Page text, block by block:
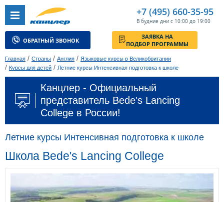
+7 (495) 660-35-95
В будние дни с 10:00 до 19:00
ОБРАТНЫЙ ЗВОНОК
ЗАЯВКА НА
ПОДБОР ПРОГРАММЫ
Главная / Страны / Англия / Языковые курсы в Великобритании
/ Курсы для детей / Летние курсы Интенсивная подготовка к школе
Канцлер - Официальный
представитель Bede's Lancing
College в России!
Летние курсы Интенсивная подготовка к школе
Школа Bede's Lancing College